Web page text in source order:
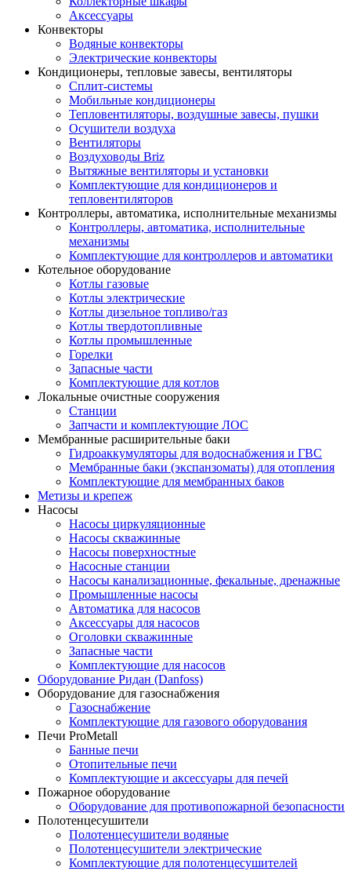
Аксессуары
Конвекторы
Водяные конвекторы
Электрические конвекторы
Кондиционеры, тепловые завесы, вентиляторы
Сплит-системы
Мобильные кондиционеры
Тепловентиляторы, воздушные завесы, пушки
Осушители воздуха
Вентиляторы
Воздуховоды Briz
Вытяжные вентиляторы и установки
Комплектующие для кондиционеров и
тепловентиляторов
Контроллеры, автоматика, исполнительные механизмы
Контроллеры, автоматика, исполнительные
механизмы
Комплектующие для контроллеров и автоматики
Котельное оборудование
Котлы газовые
Котлы электрические
Котлы дизельное топливо/газ
Котлы твердотопливные
Котлы промышленные
Горелки
Запасные части
Комплектующие для котлов
Локальные очистные сооружения
Станции
Запчасти и комплектующие ЛОС
Мембранные расширительные баки
Гидроаккумуляторы для водоснабжения и ГВС
Мембранные баки (экспанзоматы) для отопления
Комплектующие для мембранных баков
Метизы и крепеж
Насосы
Насосы циркуляционные
Насосы скважинные
Насосы поверхностные
Насосные станции
Насосы канализационные, фекальные, дренажные
Промышленные насосы
Автоматика для насосов
Аксессуары для насосов
Оголовки скважинные
Запасные части
Комплектующие для насосов
Оборудование Ридан (Danfoss)
Оборудование для газоснабжения
Газоснабжение
Комплектующие для газового оборудования
Печи ProMetall
Банные печи
Отопительные печи
Комплектующие и аксессуары для печей
Пожарное оборудование
Оборудование для противопожарной безопасности
Полотенцесушители
Полотенцесушители водяные
Полотенцесушители электрические
Комплектующие для полотенцесушителей